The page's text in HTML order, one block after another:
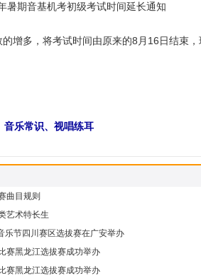
暑期音基机考初级考试时间延长通知
增多，将考试时间由原来的8月16日结束
音乐常识、视唱练耳
曲目规则
艺术特长生
乐节四川赛区选拔赛在广安举办
赛黑龙江选拔赛成功举办
赛黑龙江选拔赛成功举办